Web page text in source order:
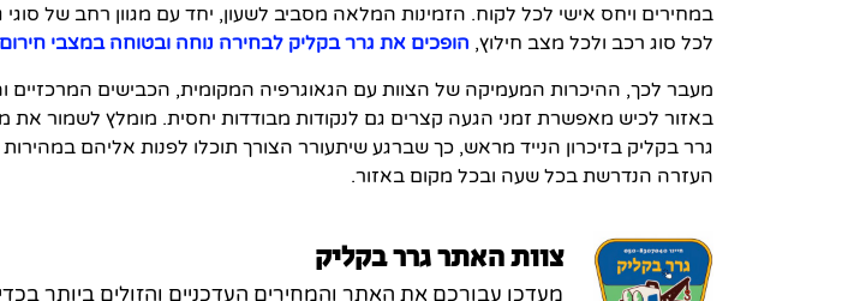
במחירים ויחס אישי לכל לקוח. הזמינות המלאה מסביב לשעון, יחד עם מגוון רחב של
לכל סוג רכב ולכל מצב חילוץ, הופכים את גרר בקליק לבחירה נוחה ובטוחה במצבי
מעבר לכך, ההיכרות המעמיקה של הצוות עם הגאוגרפיה המקומית, הכבישים המרכזיים
באזור לכיש מאפשרת זמני הגעה קצרים גם לנקודות מבודדות יחסית. מומלץ לשמור את
גרר בקליק בזיכרון הנייד מראש, כך שברגע שיתעורר הצורך תוכלו לפנות אליהם
העזרה הנדרשת בכל שעה ובכל מקום באזור.
צוות האתר גרר בקליק
מעדכן עבורכם את האתר והמחירים העדכניים והזולים ביותר